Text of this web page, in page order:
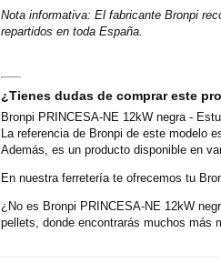
Nota informativa: El fabricante Bronpi
repartidos en toda España.
¿Tienes dudas de comprar este
Bronpi PRINCESA-NE 12kW negra -
La referencia de Bronpi de este modelo
Además, es un producto disponible en
En nuestra ferretería te ofrecemos tu
¿No es Bronpi PRINCESA-NE 12kW
pellets, donde encontrarás muchos más